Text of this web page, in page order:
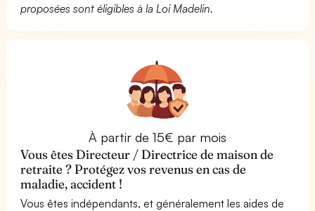
proposées sont éligibles à la Loi Madelin.
À partir de 15€ par mois
Vous êtes Directeur / Directrice de maison de
retraite ? Protégez vos revenus en cas de
maladie, accident !
Vous êtes indépendants, et généralement les aides de